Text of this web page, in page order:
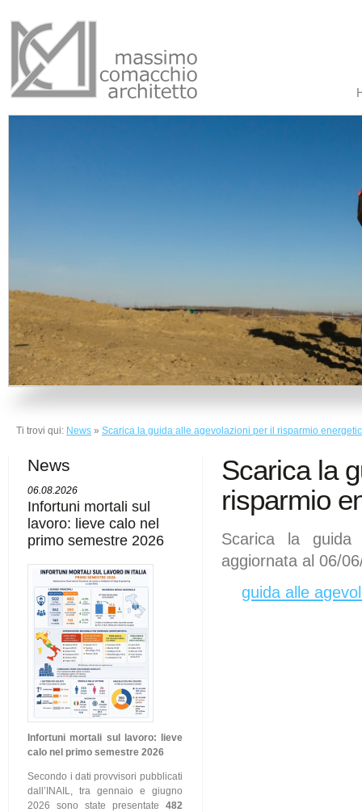
Ti trovi qui: News » Scarica la guida alle agevolazioni per il risparmio
News
06.08.2026
Infortuni mortali sul
lavoro: lieve calo nel
primo semestre 2026
Infortuni mortali sul lavoro: lieve
calo nel primo semestre 2026
Secondo i dati provvisori pubblicati
dall’INAIL, tra gennaio e giugno
2026 sono state presentate 482
Scarica la
risparmio
Scarica la guida
aggiornata al 06/
guida alle